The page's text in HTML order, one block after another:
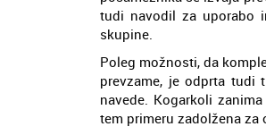
tudi navodil za uporabo
skupine.
Poleg možnosti, da
prevzame, je odprta tudi
navede. Kogarkoli
tem primeru zadolžena za